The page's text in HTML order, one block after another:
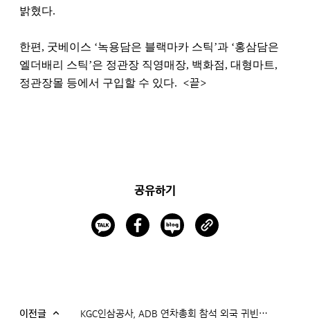
밝혔다.
한편, 굿베이스 ‘녹용담은 블랙마카 스틱’과 ‘홍삼담은
엘더배리 스틱’은 정관장 직영매장, 백화점, 대형마트,
정관장몰 등에서 구입할 수 있다. <끝>
공유하기
이전글 KGC인삼공사, ADB 연차총회 참석 외국 귀빈 기념품 지원